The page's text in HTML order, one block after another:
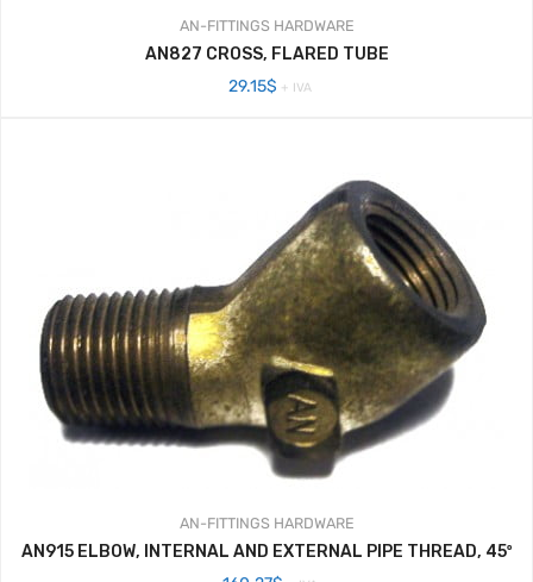
AN-FITTINGS HARDWARE
AN827 CROSS, FLARED TUBE
29.15$ + IVA
AN-FITTINGS HARDWARE
AN915 ELBOW, INTERNAL AND EXTERNAL PIPE THREAD, 45º